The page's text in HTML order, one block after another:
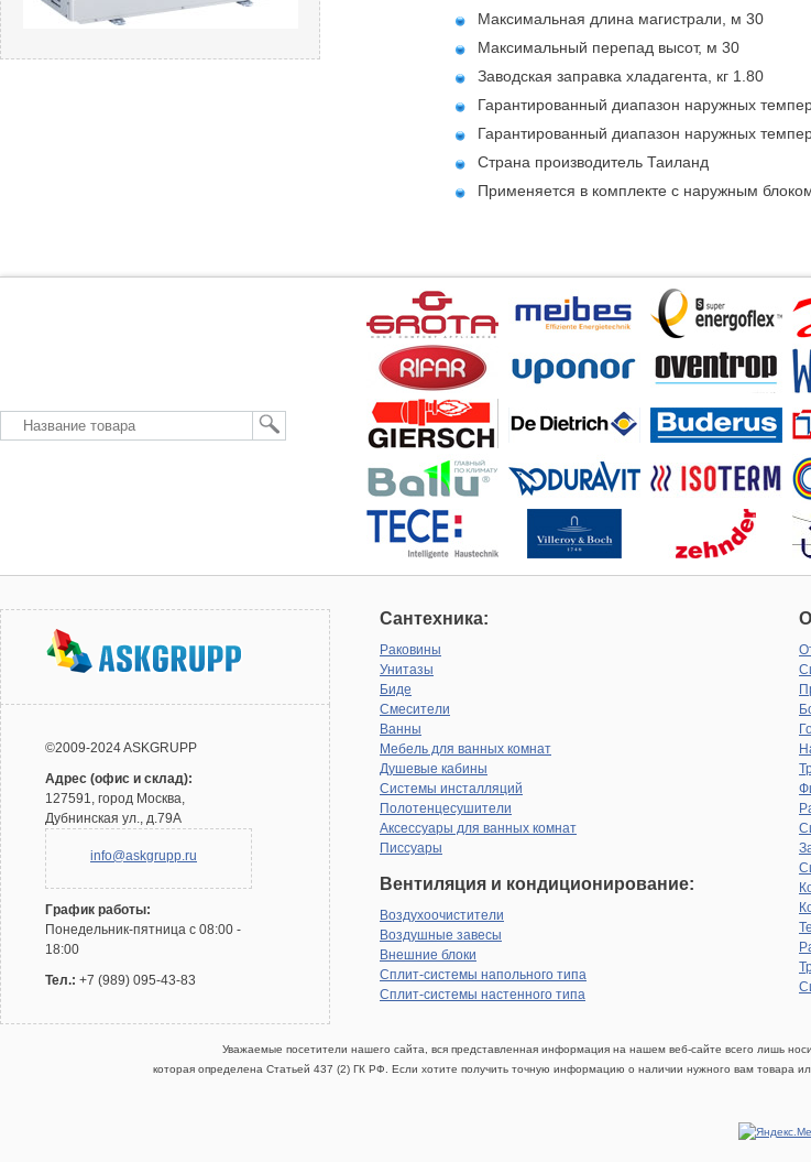
Максимальная длина магистрали, м 30
Максимальный перепад высот, м 30
Заводская заправка хладагента, кг 1.80
Гарантированный диапазон наружных
Гарантированный диапазон наружных
Страна производитель Таиланд
Применяется в комплекте с наружным
©2009-2024 ASKGRUPP
Адрес (офис и склад):
127591, город Москва,
Дубнинская ул., д.79А
info@askgrupp.ru
График работы:
Понедельник-пятница с 08:00 -
18:00
Тел.: +7 (989) 095-43-83
Сантехника:
Раковины
Унитазы
Биде
Смесители
Ванны
Мебель для ванных комнат
Душевые кабины
Системы инсталляций
Полотенцесушители
Аксессуары для ванных комнат
Писсуары
Вентиляция и кондиционирование:
Воздухоочистители
Воздушные завесы
Внешние блоки
Сплит-системы напольного типа
Сплит-системы настенного типа
Уважаемые посетители нашего сайта, вся представленная информация на нашем веб-сайте всего лишь
которая определена Статьей 437 (2) ГК РФ. Если хотите получить точную информацию о наличии нужного вам товара